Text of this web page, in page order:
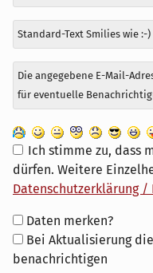
Standard-Text Smilies wie
Die angegebene E-Mail-
für eventuelle
Ich stimme zu, dass
dürfen. Weitere
Datenschutzerklärung /
Formular-
Optionen
Daten merken?
Bei Aktualisierung
benachrichtigen